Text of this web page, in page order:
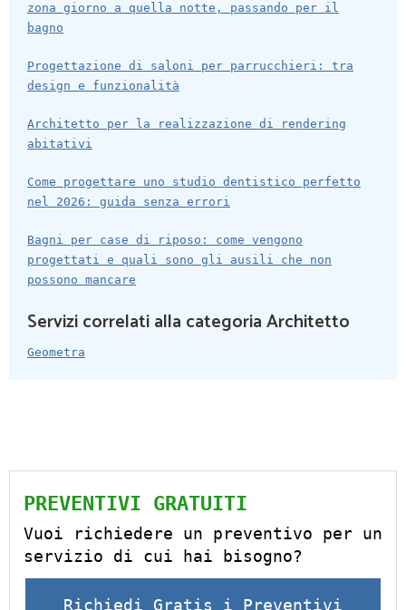
zona giorno a quella notte, passando per il
bagno
Progettazione di saloni per parrucchieri: tra
design e funzionalità
Architetto per la realizzazione di rendering
abitativi
Come progettare uno studio dentistico perfetto
nel 2026: guida senza errori
Bagni per case di riposo: come vengono
progettati e quali sono gli ausili che non
possono mancare
Servizi correlati alla categoria Architetto
Geometra
PREVENTIVI GRATUITI
Vuoi richiedere un preventivo per un
servizio di cui hai bisogno?
Richiedi Gratis i Preventivi